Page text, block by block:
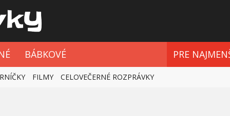
BÁBKOVÉ PRE
FILMY CELOVEČERNÉ ROZPRÁVKY